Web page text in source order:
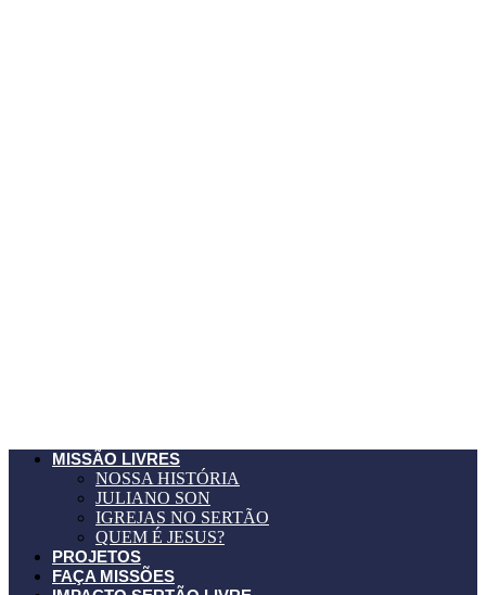
MISSÃO LIVRES
NOSSA HISTÓRIA
JULIANO SON
IGREJAS NO SERTÃO
QUEM É JESUS?
PROJETOS
FAÇA MISSÕES